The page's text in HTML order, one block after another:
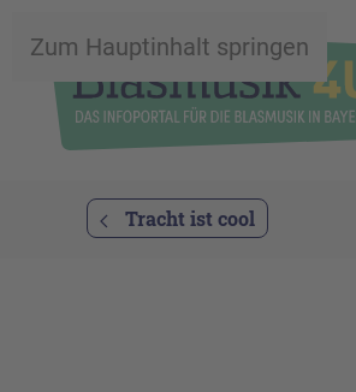
Zum Hauptinhalt springen
Tracht ist cool